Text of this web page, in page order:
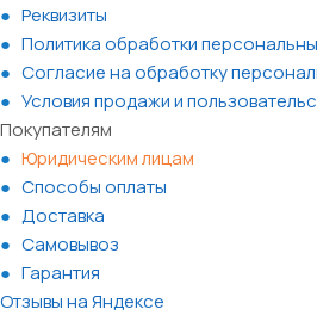
Реквизиты
Политика обработки
Согласие на обработку
Условия продажи и
Покупателям
Юридическим лицам
Способы оплаты
Доставка
Самовывоз
Гарантия
Отзывы на Яндексе